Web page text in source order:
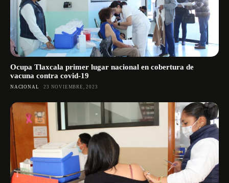
Ocupa Tlaxcala primer lugar nacional en cobertura de
vacuna contra covid-19
NACIONAL 23 NOVIEMBRE, 2023